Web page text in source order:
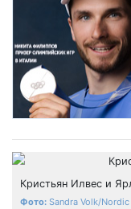
Кристьян Илвес и
Sandra Volk/Nordic